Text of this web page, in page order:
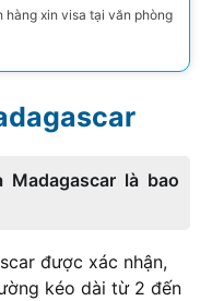
hàng xin visa tại văn phòng
là bao
được xác nhận,
kéo dài từ 2 đến